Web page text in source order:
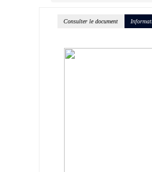
Consulter le document